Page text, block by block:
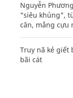
Nguyễn
"siêu khủng",
cân, mắng cựu
Truy nã kẻ giết
bãi cát